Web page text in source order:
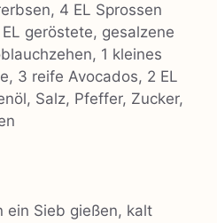
4 EL Sprossen
geröstete, gesalzene
1 kleines
3 reife Avocados, 2 EL
Salz, Pfeffer, Zucker,
ein Sieb gießen, kalt